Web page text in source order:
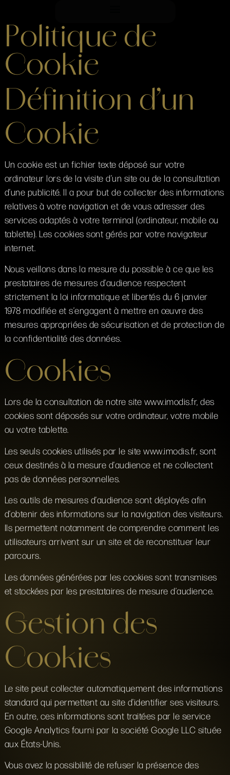
Politique de
Cookie
Définition d’un
Cookie
Un cookie est un fichier texte déposé sur votre
ordinateur lors de la visite d’un site ou de la consultation
d’une publicité. Il a pour but de collecter des informations
relatives à votre navigation et de vous adresser des
services adaptés à votre terminal (ordinateur, mobile ou
tablette). Les cookies sont gérés par votre navigateur
internet.
Nous veillons dans la mesure du possible à ce que les
prestataires de mesures d’audience respectent
strictement la loi informatique et libertés du 6 janvier
1978 modifiée et s’engagent à mettre en œuvre des
mesures appropriées de sécurisation et de protection de
la confidentialité des données.
Cookies
Lors de la consultation de notre site www.imodis.fr, des
cookies sont déposés sur votre ordinateur, votre mobile
ou votre tablette.
Les seuls cookies utilisés par le site www.imodis.fr, sont
ceux destinés à la mesure d’audience et ne collectent
pas de données personnelles.
Les outils de mesures d’audience sont déployés afin
d’obtenir des informations sur la navigation des visiteurs.
Ils permettent notamment de comprendre comment les
utilisateurs arrivent sur un site et de reconstituer leur
parcours.
Les données générées par les cookies sont transmises
et stockées par les prestataires de mesure d’audience.
Gestion des
Cookies
Le site peut collecter automatiquement des informations
standard qui permettent au site d’identifier ses visiteurs.
En outre, ces informations sont traitées par le service
Google Analytics fourni par la société Google LLC située
aux États-Unis.
Vous avez la possibilité de refuser la présence des